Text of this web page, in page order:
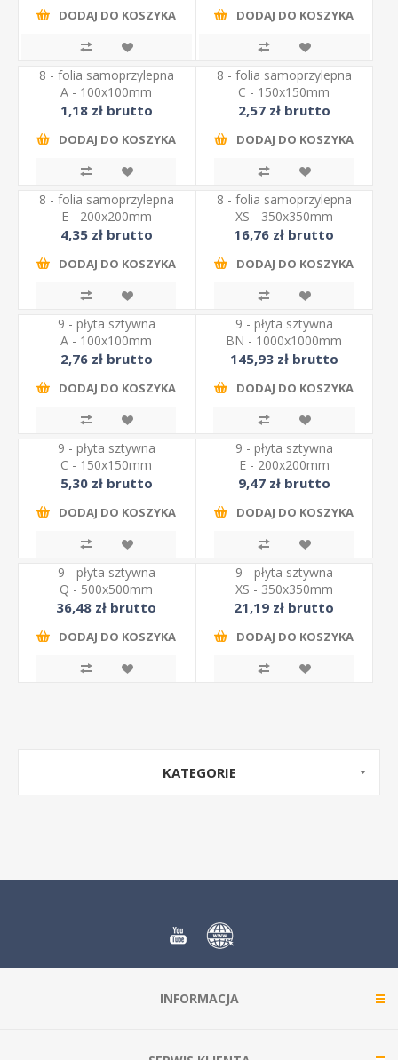
DODAJ DO KOSZYKA DODAJ DO KOSZYKA
8 - folia samoprzylepna
A - 100x100mm
1,18 zł brutto
DODAJ DO KOSZYKA
8 - folia samoprzylepna
C - 150x150mm
2,57 zł brutto
DODAJ DO KOSZYKA
8 - folia samoprzylepna
E - 200x200mm
4,35 zł brutto
DODAJ DO KOSZYKA
8 - folia samoprzylepna
XS - 350x350mm
16,76 zł brutto
DODAJ DO KOSZYKA
9 - płyta sztywna
A - 100x100mm
2,76 zł brutto
DODAJ DO KOSZYKA
9 - płyta sztywna
BN - 1000x1000mm
145,93 zł brutto
DODAJ DO KOSZYKA
9 - płyta sztywna
C - 150x150mm
5,30 zł brutto
DODAJ DO KOSZYKA
9 - płyta sztywna
E - 200x200mm
9,47 zł brutto
DODAJ DO KOSZYKA
9 - płyta sztywna
Q - 500x500mm
36,48 zł brutto
DODAJ DO KOSZYKA
9 - płyta sztywna
XS - 350x350mm
21,19 zł brutto
DODAJ DO KOSZYKA
KATEGORIE
INFORMACJA